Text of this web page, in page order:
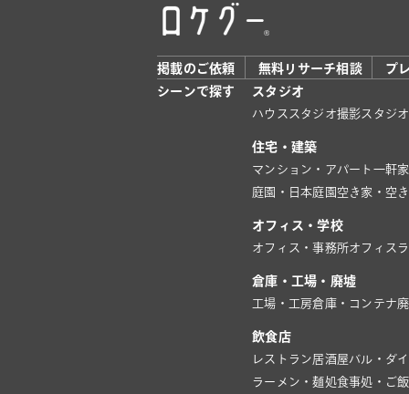
掲載のご依頼 無料リサーチ相談
プ
シーンで探す
スタジオ
ハウススタジオ撮影スタジオ
住宅・建築
マンション・アパート 一軒家
庭園・日本庭園 空き家・空
オフィス・学校
オフィス・事務所オフィス
倉庫・工場・廃墟
工場・工房倉庫・コンテナ
飲食店
レストラン居酒屋バル・ダ
ラーメン・麺処食事処・ご